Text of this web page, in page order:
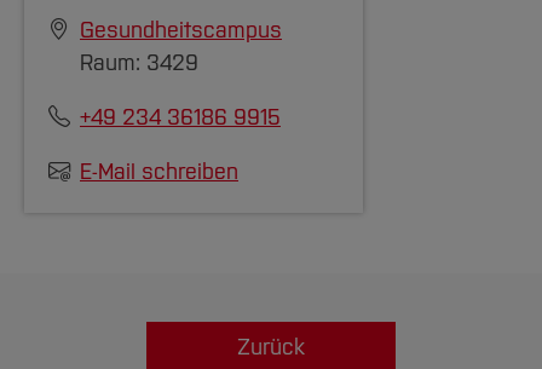
Gesundheitscampus
Raum: 3429
+49 234 36186 9915
E-Mail schreiben
Zurück